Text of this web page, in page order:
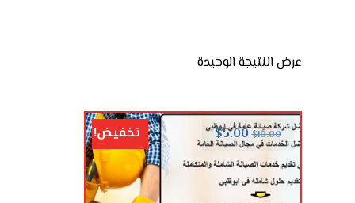
عرض النتيجة الوحيدة
$10.00
$5.00 تخفيض!